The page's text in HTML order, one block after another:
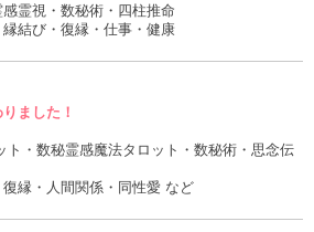
感霊視・数秘術・四柱推命
縁結び・復縁・仕事・健康
ました！
ト・数秘霊感魔法タロット・数秘術・思念伝
復縁・人間関係・同性愛 など